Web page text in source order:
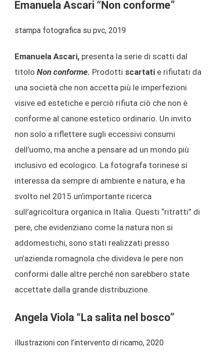
Emanuela Ascari “Non conforme”
stampa fotografica su pvc, 2019
Emanuela Ascari, presenta la serie di scatti dal
titolo Non conforme. Prodotti scartati e rifiutati da
una società che non accetta più le imperfezioni
visive ed estetiche e perciò rifiuta ciò che non è
conforme al canone estetico ordinario. Un invito
non solo a riflettere sugli eccessivi consumi
dell’uomo, ma anche a pensare ad un mondo più
inclusivo ed ecologico. La fotografa torinese si
interessa da sempre di ambiente e natura, e ha
svolto nel 2015 un’importante ricerca
sull’agricoltura organica in Italia. Questi “ritratti” di
pere, che evidenziano come la natura non si
addomestichi, sono stati realizzati presso
un’azienda romagnola che divideva le pere non
conformi dalle altre perché non sarebbero state
accettate dalla grande distribuzione.
Angela Viola “La salita nel bosco”
illustrazioni con l’intervento di ricamo, 2020